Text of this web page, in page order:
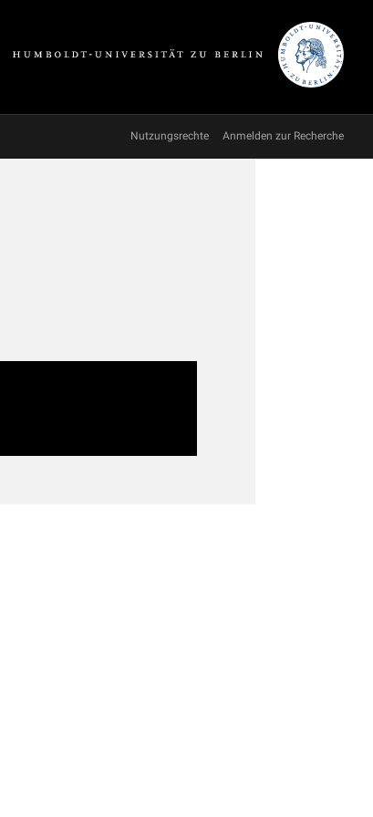
Nutzungsrechte Anmelden zur Recherche